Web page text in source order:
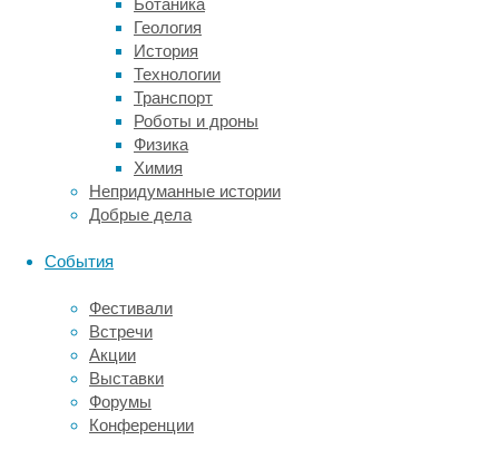
Ботаника
Геология
История
Технологии
Транспорт
Роботы и дроны
Физика
Химия
Непридуманные истории
Добрые дела
События
Фестивали
Встречи
Акции
Выставки
Форумы
Конференции
науке
Комитета
исследованию
космического
пространства
соответствии
с
их
планетарной
Логика
в
том,
если
мы
пошлем